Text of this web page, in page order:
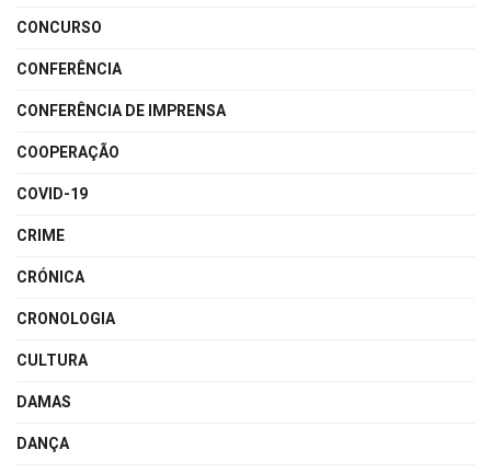
CONCURSO
CONFERÊNCIA
CONFERÊNCIA DE IMPRENSA
COOPERAÇÃO
COVID-19
CRIME
CRÓNICA
CRONOLOGIA
CULTURA
DAMAS
DANÇA